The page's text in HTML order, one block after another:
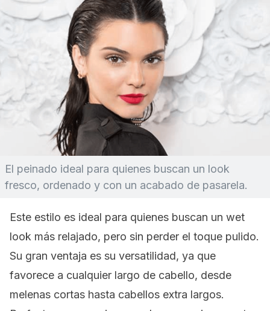
El peinado ideal para quienes buscan un look
fresco, ordenado y con un acabado de pasarela.
Este estilo es ideal para quienes buscan un wet
look más relajado, pero sin perder el toque pulido.
Su gran ventaja es su versatilidad, ya que
favorece a cualquier largo de cabello, desde
melenas cortas hasta cabellos extra largos.